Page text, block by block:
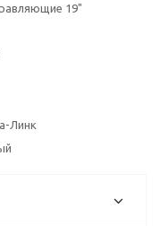
19"
Линк